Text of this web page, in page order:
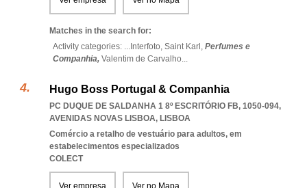
Matches in the search for:
Activity categories: ... Interfoto, Saint Karl, Perfumes e
Companhia, Valentim de Carvalho...
Hugo Boss Portugal & Companhia
PC DUQUE DE SALDANHA 1 8º ESCRITÓRIO FB, 1050-094,
AVENIDAS NOVAS LISBOA, LISBOA
Comércio a retalho de vestuário para adultos, em
estabelecimentos especializados
COLECT
Ver empresa Ver no Mapa